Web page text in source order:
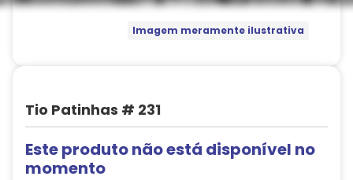
Imagem meramente ilustrativa
Tio Patinhas # 231
Este produto não está disponível no
momento